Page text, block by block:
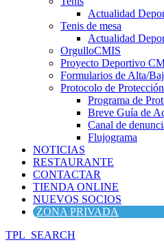
Actualidad
Tenis de mesa
Actualidad
OrgulloCMIS
Proyecto Deportivo
Formularios de Alta/
Protocolo de
Programa de
Breve Guía de
Canal de
Flujograma
NOTICIAS
RESTAURANTE
CONTACTAR
TIENDA ONLINE
NUEVOS SOCIOS
ZONA PRIVADA
TPL_SEARCH